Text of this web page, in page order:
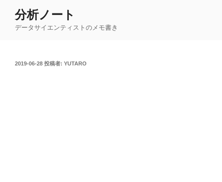
分析ノート
データサイエンティストのメモ書き
投
2019-06-28 投稿者: YUTARO